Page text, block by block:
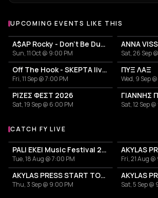
UPCOMING EVENTS LIKE THIS
A$AP Rocky - Don't Be Dumb World Tour
Sun, 11 Oct @ 9:00 PM
ANNA
Sat, 26 Sep
Off The Hook - SKEPTA live in Athens
Fri, 11 Sep @ 7:00 PM
ΠΥΞ ΛΑΞ
Wed, 9 Sep
ΡΙΖΕΣ ΦΕΣΤ 2026
Sat, 19 Sep @ 6:00 PM Sat, 12 Sep
More events with Fy
CATCH FY LIVE
PALI EKEI Music Festival 2026
Tue, 18 Aug @ 7:00 PM Fri, 21 Aug
AKYLAS PRESS START TOUR
Thu, 3 Sep @ 9:00 PM Sat, 5 Sep @